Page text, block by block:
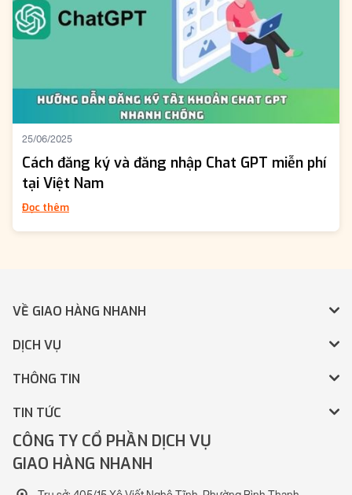
25/06/2025
Cách đăng ký và đăng nhập Chat GPT miễn phí
tại Việt Nam
Đọc thêm
VỀ GIAO HÀNG NHANH
DỊCH VỤ
THÔNG TIN
TIN TỨC
CÔNG TY CỔ PHẦN DỊCH VỤ
GIAO HÀNG NHANH